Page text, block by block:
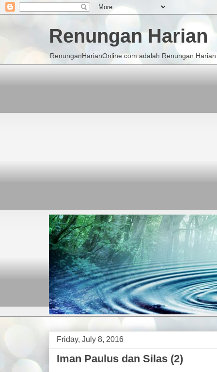
Renungan Harian
RenunganHarianOnline.com adalah Renungan
Friday, July 8, 2016
Iman Paulus dan Silas (2)